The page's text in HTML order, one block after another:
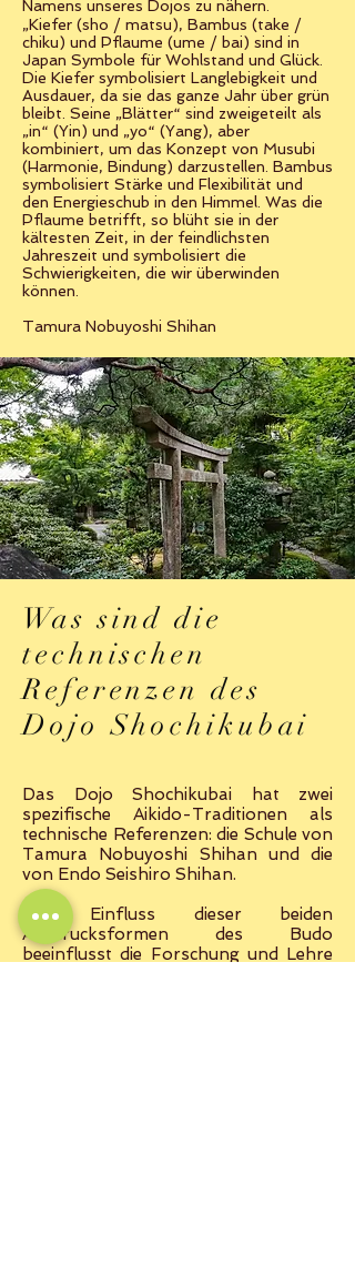
Namens unseres Dojos zu nähern.
„Kiefer (sho / matsu), Bambus (take /
chiku) und Pflaume (ume / bai) sind in
Japan Symbole für Wohlstand und Glück.
Die Kiefer symbolisiert Langlebigkeit und
Ausdauer, da sie das ganze Jahr über grün
bleibt. Seine „Blätter“ sind zweigeteilt als
„in“ (Yin) und „yo“ (Yang), aber
kombiniert, um das Konzept von Musubi
(Harmonie, Bindung) darzustellen. Bambus
symbolisiert Stärke und Flexibilität und
den Energieschub in den Himmel. Was die
Pflaume betrifft, so blüht sie in der
kältesten Zeit, in der feindlichsten
Jahreszeit und symbolisiert die
Schwierigkeiten, die wir überwinden
können.
Tamura Nobuyoshi Shihan
Was sind die
technischen
Referenzen des
Dojo Shochikubai
Das Dojo Shochikubai hat zwei
spezifische Aikido-Traditionen als
technische Referenzen: die Schule von
Tamura Nobuyoshi Shihan und die
von Endo Seishiro Shihan.
Der Einfluss dieser beiden
Ausdrucksformen des Budo
beeinflusst die Forschung und Lehre